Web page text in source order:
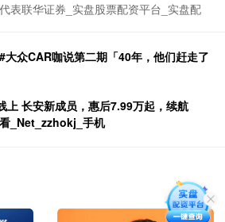
表联华证券_实盘股票配资平台_实盘配
大众CAR咖说第二期「40年，他们赶走了
上 长安新成员，惠后7.99万起，续航
_Net_zzhokj_手机